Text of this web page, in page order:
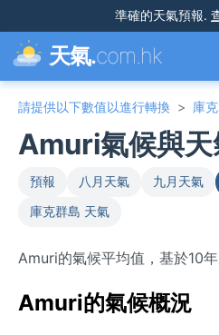
準確的天氣預報.
天氣.com.hk
請提供以下數值以進行轉換 > 庫
Amuri氣候與天
預報 八月天氣 九月天氣
庫克群島 天氣
Amuri的氣候平均值，基於10年
Amuri的氣候概況